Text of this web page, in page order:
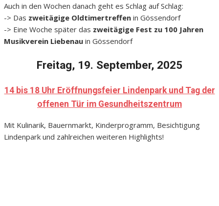
Auch in den Wochen danach geht es Schlag auf Schlag:
-> Das zweitägige Oldtimertreffen in Gössendorf
-> Eine Woche später das zweitägige Fest zu 100 Jahren
Musikverein Liebenau in Gössendorf
Freitag, 19. September, 2025
14 bis 18 Uhr Eröffnungsfeier Lindenpark und Tag der
offenen Tür im Gesundheitszentrum
Mit Kulinarik, Bauernmarkt, Kinderprogramm, Besichtigung
Lindenpark und zahlreichen weiteren Highlights!